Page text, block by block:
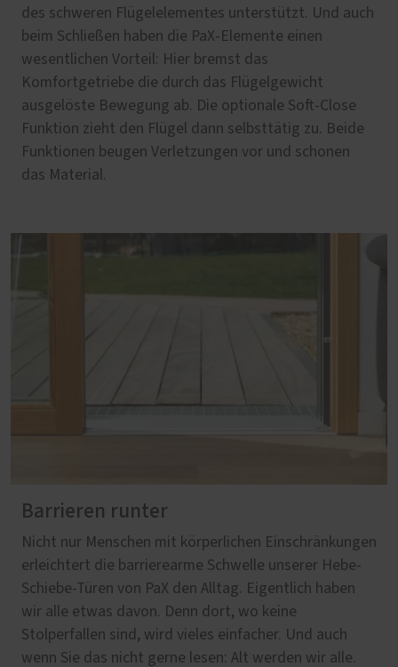
des schweren Flügelelementes unterstützt. Und auch
beim Schließen haben die PaX-Elemente einen
wesentlichen Vorteil: Hier bremst das
Komfortgetriebe die durch das Flügelgewicht
ausgelöste Bewegung ab. Die optionale Soft-Close
Funktion zieht den Flügel dann selbsttätig zu. Beide
Funktionen beugen Verletzungen vor und schonen
das Material.
Barrieren runter
Nicht nur Menschen mit körperlichen Einschränkungen
erleichtert die barrierearme Schwelle unserer Hebe-
Schiebe-Türen von PaX den Alltag. Eigentlich haben
wir alle etwas davon. Denn dort, wo keine
Stolperfallen sind, wird vieles einfacher. Und auch
wenn Sie das nicht gerne lesen: Alt werden wir alle.